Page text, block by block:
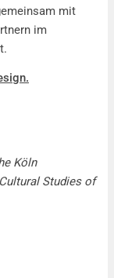
mit
im
Köln
Studies of